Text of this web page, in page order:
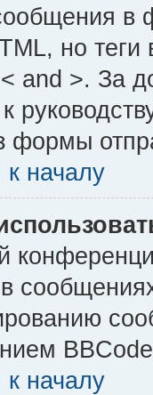
в
но теги
and >. За
формы
к началу
к началу